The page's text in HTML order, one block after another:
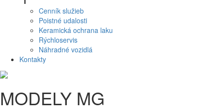
Cenník služieb
Poistné udalosti
Keramická ochrana laku
Rýchloservis
Náhradné vozidlá
Kontakty
MODELY MG